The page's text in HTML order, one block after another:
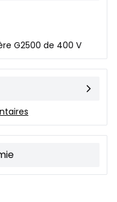
G2500 de 400 V